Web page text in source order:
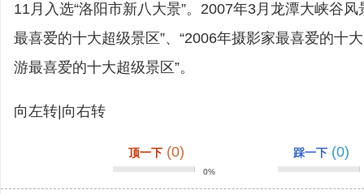
11月入选“洛阳市新八大景”。2007年3月龙潭大峡谷
最喜爱的十大超级景区”、“2006年摄影家最喜爱的十
游最喜爱的十大超级景区”。
向左转|向右转
顶一下 (0)
0%
踩一下 (0)